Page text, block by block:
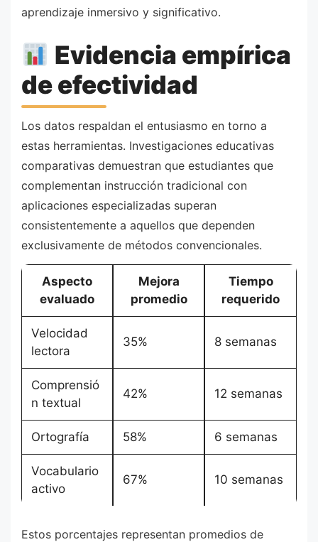
aprendizaje inmersivo y significativo.
Evidencia empírica
de efectividad
Los datos respaldan el entusiasmo en torno a
estas herramientas. Investigaciones educativas
comparativas demuestran que estudiantes que
complementan instrucción tradicional con
aplicaciones especializadas superan
consistentemente a aquellos que dependen
exclusivamente de métodos convencionales.
Aspecto
evaluado
Mejora
promedio
Tiempo
requerido
Velocidad
lectora
35% 8 semanas
Comprensió
n textual
42% 12 semanas
Ortografía 58% 6 semanas
Vocabulario
activo
67% 10 semanas
Estos porcentajes representan promedios de